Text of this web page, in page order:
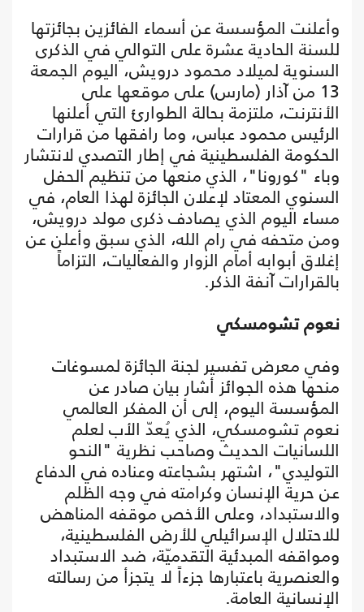
وأعلنت المؤسسة عن أسماء الفائزين بجائزتها
للسنة الحادية عشرة على التوالي في الذكرى
السنوية لميلاد محمود درويش، اليوم الجمعة
13 من آذار (مارس) على موقعها على
الأنترنت، ملتزمة بحالة الطوارئ التي أعلنها
الرئيس محمود عباس، وما رافقها من قرارات
الحكومة الفلسطينية في إطار التصدي لانتشار
وباء "كورونا"، الذي منعها من تنظيم الحفل
السنوي المعتاد لإعلان الجائزة لهذا العام، في
مساء اليوم الذي يصادف ذكرى مولد درويش،
ومن متحفه في رام الله، الذي سبق وأعلن عن
إغلاق أبوابه أمام الزوار والفعاليات، التزاماً
بالقرارات آنفة الذكر.
نعوم تشومسكي
وفي معرض تفسير لجنة الجائزة لمسوغات
منحها هذه الجوائز أشار بيان صادر عن
المؤسسة اليوم، إلى أن المفكر العالمي
نعوم تشومسكي، الذي يُعدّ الأب لعلم
اللسانيات الحديث وصاحب نظرية "النحو
التوليدي"، اشتهر بشجاعته وعناده في الدفاع
عن حرية الإنسان وكرامته في وجه الظلم
والاستبداد، وعلى الأخص موقفه المناهض
للاحتلال الإسرائيلي للأرض الفلسطينية،
ومواقفه المبدئية التقدميّة، ضد الاستبداد
والعنصرية باعتبارها جزءاً لا يتجزأ من رسالته
الإنسانية العامة.